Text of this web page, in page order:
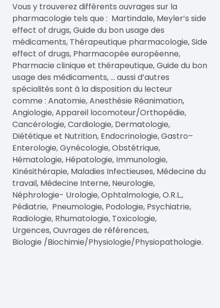
Vous y trouverez différents ouvrages sur la
pharmacologie tels que : Martindale, Meyler’s side
effect of drugs, Guide du bon usage des
médicaments, Thérapeutique pharmacologie, Side
effect of drugs, Pharmacopée européenne,
Pharmacie clinique et thérapeutique, Guide du bon
usage des médicaments, … aussi d’autres
spécialités sont à la disposition du lecteur
comme : Anatomie, Anesthésie Réanimation,
Angiologie, Appareil locomoteur/Orthopédie,
Cancérologie, Cardiologie, Dermatologie,
Diététique et Nutrition, Endocrinologie, Gastro–
Enterologie, Gynécologie, Obstétrique,
Hématologie, Hépatologie, Immunologie,
Kinésithérapie, Maladies Infectieuses, Médecine du
travail, Médecine Interne, Neurologie,
Néphrologie- Urologie, Ophtalmologie, O.R.L.,
Pédiatrie, Pneumologie, Podologie, Psychiatrie,
Radiologie, Rhumatologie, Toxicologie,
Urgences, Ouvrages de références,
Biologie /Biochimie/Physiologie/Physiopathologie.